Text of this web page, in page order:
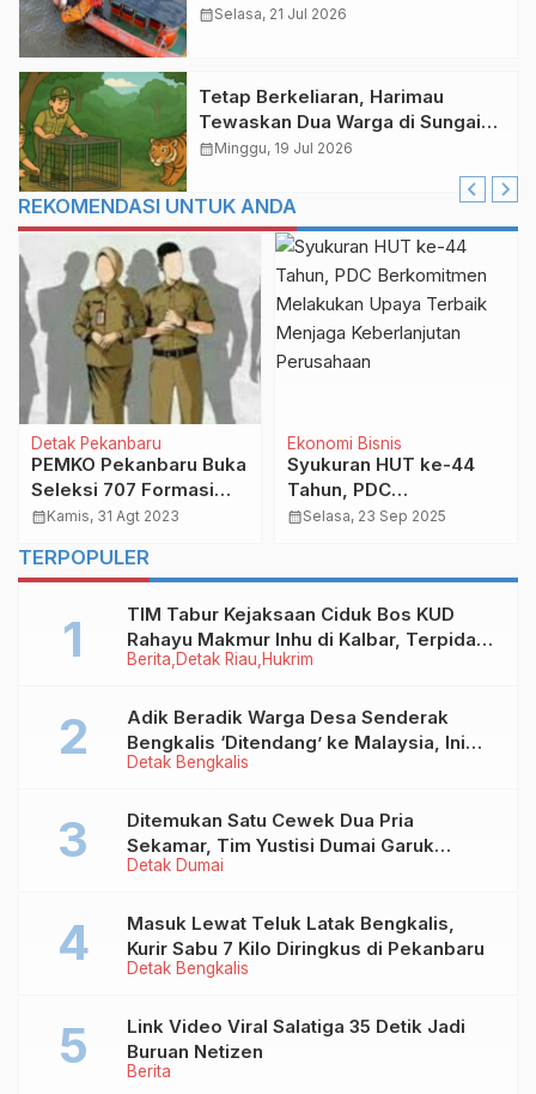
calendar_monthSelasa, 21 Jul 2026
Tetap Berkeliaran, Harimau
Tewaskan Dua Warga di Sungai
Ara Pelalawan
calendar_monthMinggu, 19 Jul 2026
REKOMENDASI UNTUK ANDA
Detak Pekanbaru
PEMKO Pekanbaru Buka
Seleksi 707 Formasi
PPPK, Berikut
calendar_monthKamis, 31 Agt 2023
Ekonomi Bisnis
Syukuran HUT ke-44
Tahun, PDC
Berkomitmen
Keberlanjutan
Perusahaan
calendar_monthSelasa, 23 Sep 2025
TERPOPULER
Berita Detak Riau Hukrim
TIM Tabur Kejaksaan Ciduk Bos KUD
Rahayu Makmur Inhu di Kalbar, Terpidana
Kredit Fiktif Rp2,8 M
Detak Bengkalis
Adik Beradik Warga Desa Senderak
Bengkalis ‘Ditendang’ ke Malaysia, Ini
Sebabnya!
Detak Dumai
Ditemukan Satu Cewek Dua Pria
Sekamar, Tim Yustisi Dumai Garuk
Puluhan Pasangan Mesum
Detak Bengkalis
Masuk Lewat Teluk Latak Bengkalis,
Kurir Sabu 7 Kilo Diringkus di Pekanbaru
Berita
Link Video Viral Salatiga 35 Detik Jadi
Buruan Netizen